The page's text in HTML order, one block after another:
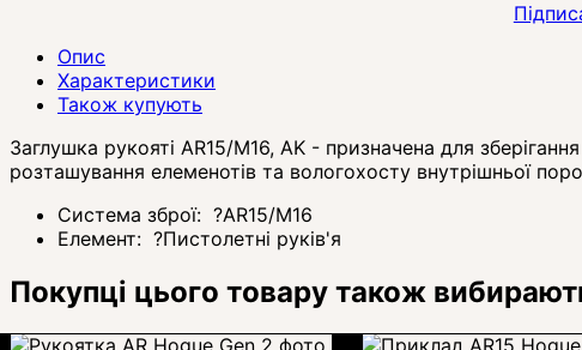
Опис
Характеристики
Також купують
Заглушка рукояті AR15/M16, AK - призначена для
розташування елеменотів та вологохосту внутрішньої
Система зброї: ?AR15/M16
Елемент: ?Пистолетні руків'я
Покупці цього товару також